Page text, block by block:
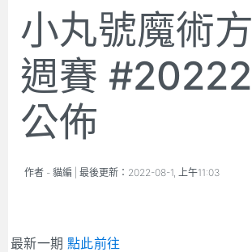
小丸號魔術
週賽
公佈
作者 - 貓編 | 最後更新： 2022-08-1, 上午11:03
最新一期點此前往